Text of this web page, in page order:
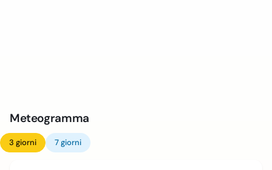
Meteogramma
3 giorni 7 giorni